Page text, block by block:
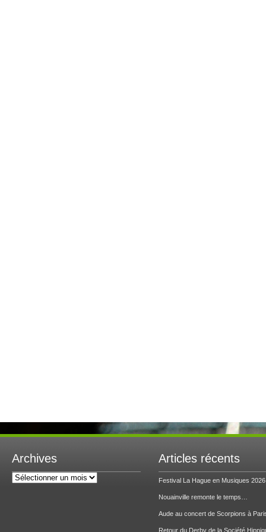
Archives
Archives
Articles récents
Festival La Hague en Musiques 2026
Nouainville remonte le temps…
Aude au concert de Scorpions à
Retour du Derby de la Société